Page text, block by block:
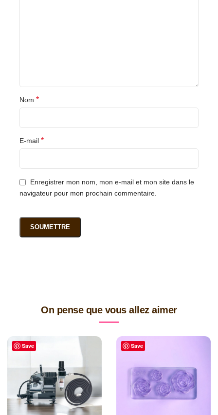
Nom *
E-mail *
Enregistrer mon nom, mon e-mail et mon site dans le
navigateur pour mon prochain commentaire.
On pense que vous allez aimer
Save Save